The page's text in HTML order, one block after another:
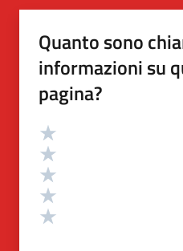
Quanto sono
informazioni su
pagina?
Valutazione